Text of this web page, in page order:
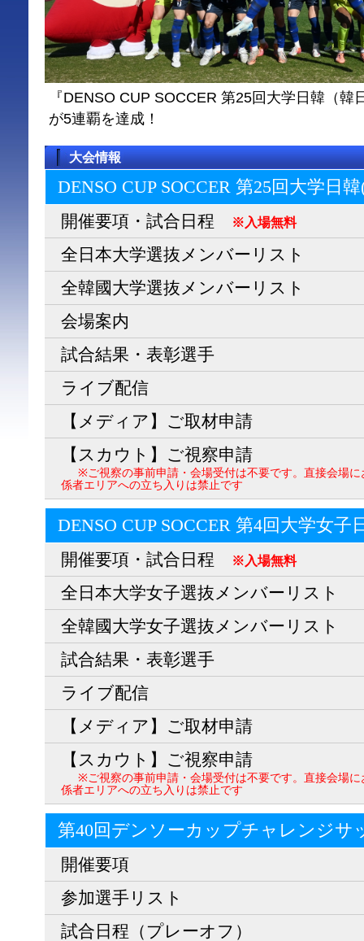
『DENSO CUP SOCCER 第25回大学日韓（
が5連覇を達成！
大会情報
DENSO CUP SOCCER 第25回大学日
開催要項・試合日程 ※入場無料
全日本大学選抜メンバーリスト
全韓國大学選抜メンバーリスト
会場案内
試合結果・表彰選手
ライブ配信
【メディア】ご取材申請
【スカウト】ご視察申請
※ご視察の事前申請・会場受付は不要です。直接会場
係者エリアへの立ち入りは禁止です
DENSO CUP SOCCER 第4回大学女子
開催要項・試合日程 ※入場無料
全日本大学女子選抜メンバーリスト
全韓國大学女子選抜メンバーリスト
試合結果・表彰選手
ライブ配信
【メディア】ご取材申請
【スカウト】ご視察申請
※ご視察の事前申請・会場受付は不要です。直接会場
係者エリアへの立ち入りは禁止です
第40回デンソーカップチャレンジサ
開催要項
参加選手リスト
試合日程（プレーオフ）